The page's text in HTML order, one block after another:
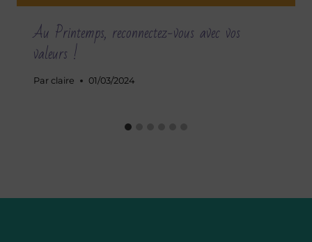
Au Printemps, reconnectez-vous avec vos
valeurs !
Par claire 01/03/2024